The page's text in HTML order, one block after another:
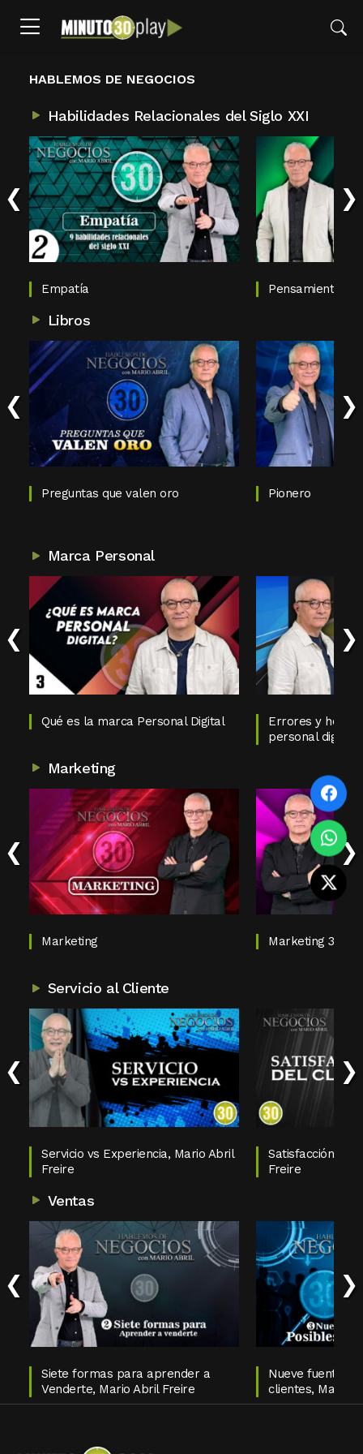
HABLEMOS DE NEGOCIOS
Habilidades Relacionales del Siglo XXI
Empatía Pensamiento
‹ ›
Libros
Preguntas que valen oro Pionero
‹ ›
Marca Personal
Qué es la marca Personal Digital
Errores y
personal digital
‹ ›
Marketing
Marketing Marketing 3.0,
‹ ›
Servicio al Cliente
Servicio vs Experiencia, Mario Abril
Freire
Satisfacción del
Freire
‹ ›
Ventas
Siete formas para aprender a
Venderte, Mario Abril Freire
Nueve fuentes
clientes, Mario
‹ ›